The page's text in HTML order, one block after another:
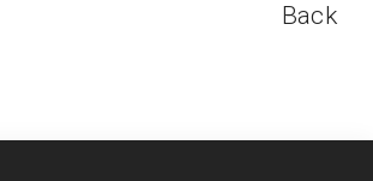
Back